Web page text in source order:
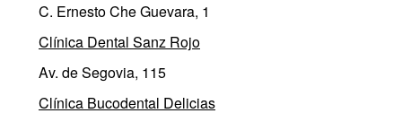
C. Ernesto Che Guevara, 1
Clínica Dental Sanz Rojo
Av. de Segovia, 115
Clínica Bucodental Delicias